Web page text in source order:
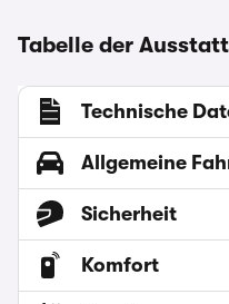
Tabelle der
Technische
Allgemeine
Sicherheit
Komfort